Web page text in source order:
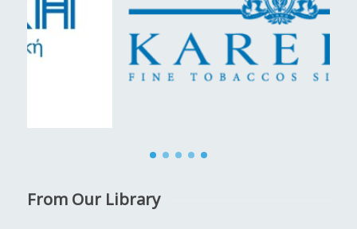
From Our Library